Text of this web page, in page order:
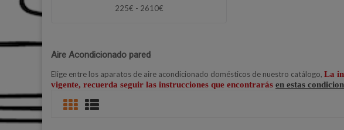
225€ - 2610€
Aire Acondicionado pared
Elige entre los aparatos de aire acondicionado domésticos de nuestro catálogo, La
vigente, recuerda seguir las instrucciones que encontrarás en estas